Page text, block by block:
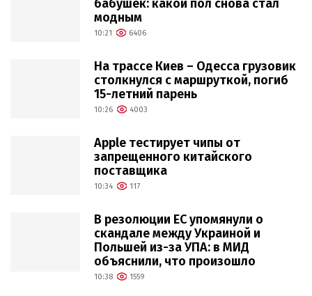
бабушек: какой пол снова стал
модным
10:21 6406
На трассе Киев – Одесса грузовик
столкнулся с маршруткой, погиб
15-летний парень
10:26 4003
Apple тестирует чипы от
запрещенного китайского
поставщика
10:34 117
В резолюции ЕС упомянули о
скандале между Украиной и
Польшей из-за УПА: в МИД
объяснили, что произошло
10:38 1559